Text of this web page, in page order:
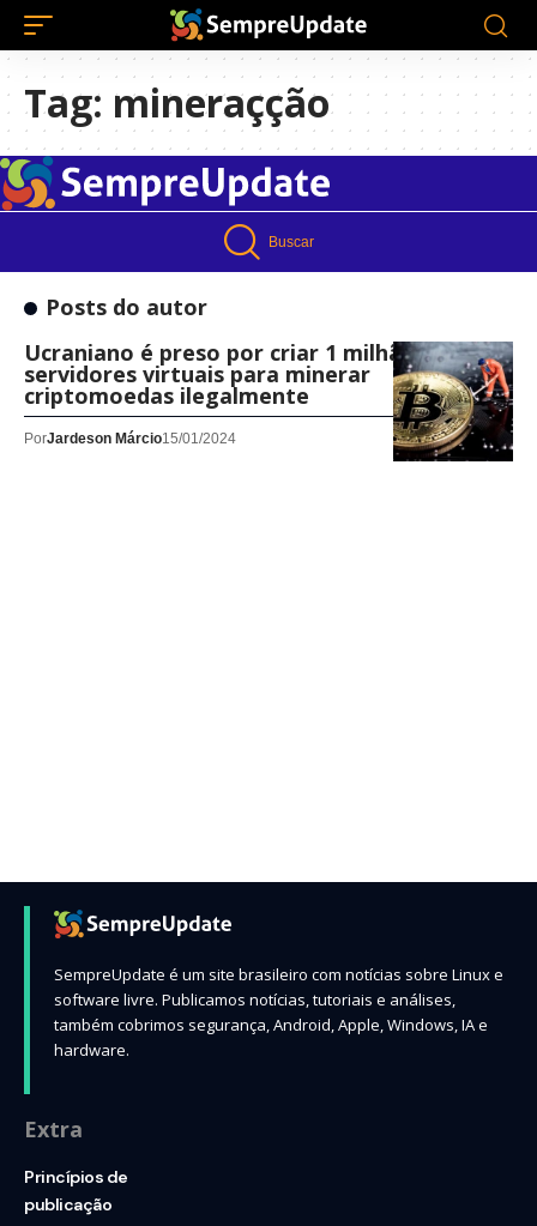
Tag: mineraçção
Buscar
Posts do autor
Ucraniano é preso por criar 1 milhão de
servidores virtuais para minerar
criptomoedas ilegalmente
PorJardeson Márcio15/01/2024
SempreUpdate é um site brasileiro com notícias sobre Linux e
software livre. Publicamos notícias, tutoriais e análises,
também cobrimos segurança, Android, Apple, Windows, IA e
hardware.
Extra
Princípios de
publicação